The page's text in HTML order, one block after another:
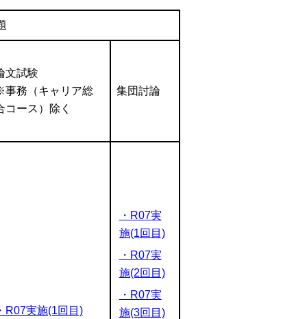
文試験
事務（キャリア総
コース）除く
集団討論
・R07実施(1回目)
・R07実
施(1回目)
・R07実
施(2回目)
・R07実
施(3回目)